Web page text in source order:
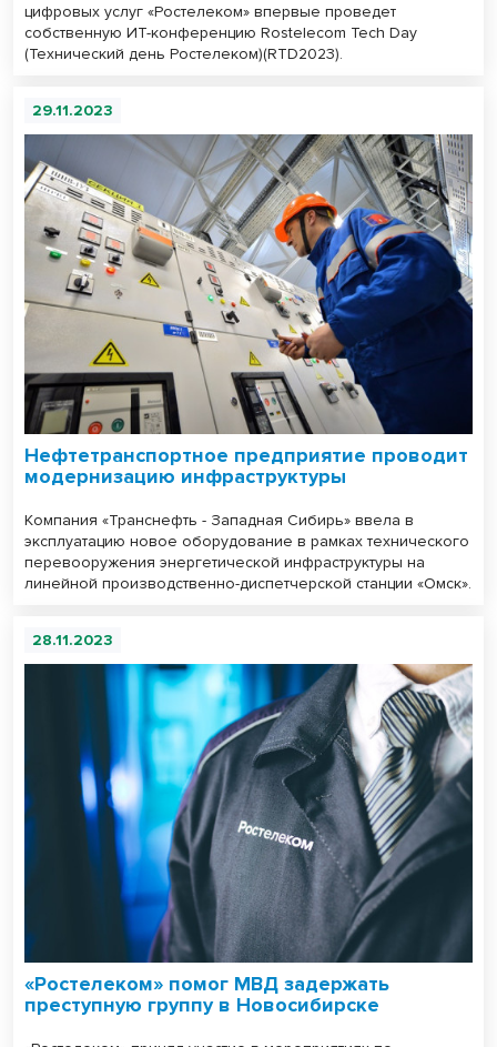
цифровых услуг «Ростелеком» впервые проведет
собственную ИТ-конференцию Rostelecom Tech Day
(Технический день Ростелеком)(RTD2023).
29.11.2023
Нефтетранспортное предприятие проводит
модернизацию инфраструктуры
Компания «Транснефть - Западная Сибирь» ввела в
эксплуатацию новое оборудование в рамках технического
перевооружения энергетической инфраструктуры на
линейной производственно-диспетчерской станции «Омск».
28.11.2023
«Ростелеком» помог МВД задержать
преступную группу в Новосибирске